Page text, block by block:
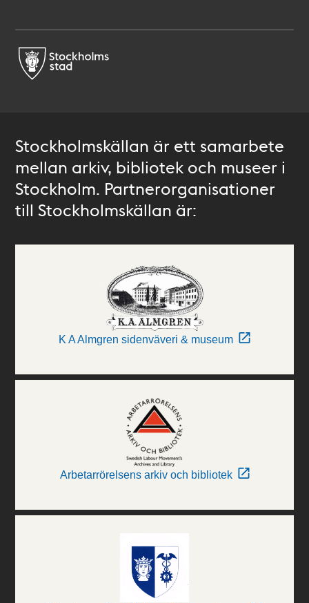
Stockholmskällan är ett samarbete
mellan arkiv, bibliotek och museer i
Stockholm. Partnerorganisationer
till Stockholmskällan är:
K A Almgren sidenväveri & museum
Arbetarrörelsens arkiv och bibliotek